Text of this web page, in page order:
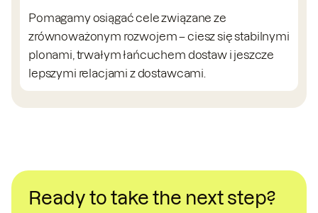
Pomagamy osiągać cele związane ze
zrównoważonym rozwojem – ciesz się stabilnymi
plonami, trwałym łańcuchem dostaw i jeszcze
lepszymi relacjami z dostawcami.
Ready to take the next step?